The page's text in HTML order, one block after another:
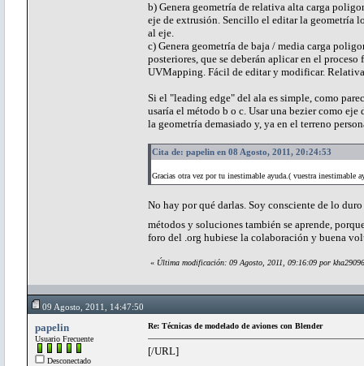
b) Genera geometría de relativa alta carga
eje de extrusión. Sencillo el editar la geometría
al eje.
c) Genera geometría de baja / media carga
posteriores, que se deberán aplicar en el
UVMapping. Fácil de editar y modificar.
Si el "leading edge" del ala es simple, como
usaría el método b o c. Usar una bezier como
la geometría demasiado y, ya en el terreno
Cita de: papelin en 08 Agosto, 2011, 20:24:53
Gracias otra vez por tu inestimable ayuda.( vuestra inestimable
No hay por qué darlas. Soy consciente de lo
métodos y soluciones también se aprende,
foro del .org hubiese la colaboración y buena
« Última modificación: 09 Agosto, 2011, 09:16:09 por
09 Agosto, 2011, 14:47:50
papelin
Usuario Frecuente
Desconectado
Re: Técnicas de modelado de aviones con Blender
[/URL]